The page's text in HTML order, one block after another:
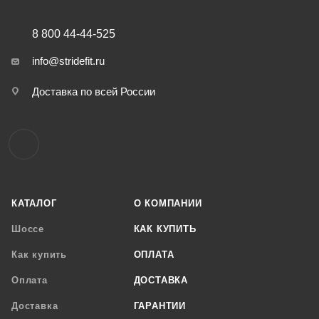
КАТАЛОГ
Шоссе
Как купить
Оплата
Доставка
О КОМПАНИИ
КАК КУПИТЬ
ОПЛАТА
ДОСТАВКА
ГАРАНТИИ
8 800 44-44-525
info@stridefit.ru
Доставка по всей России